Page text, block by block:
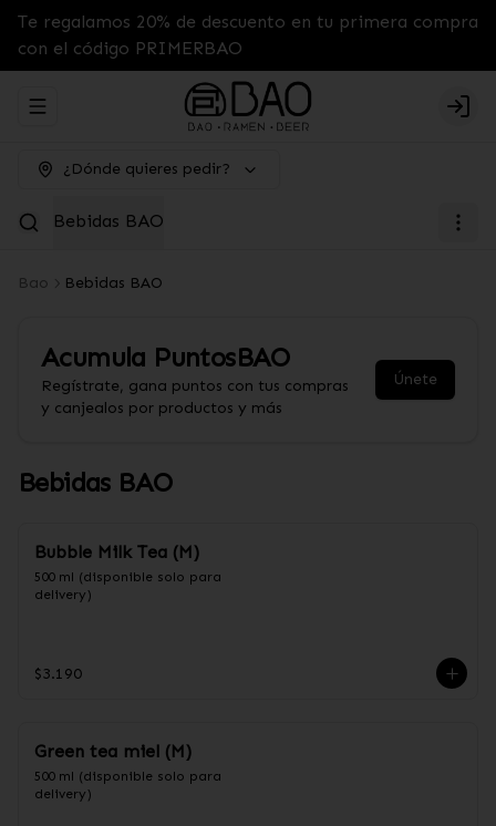
Te regalamos 20% de descuento en tu primera compra
con el código PRIMERBAO
Abrir menu de navegación
¿Dónde quieres pedir?
Bebidas BAO
Bao Bebidas BAO
Acumula PuntosBAO
Regístrate, gana puntos con tus compras
y canjealos por productos y más
Únete
Bebidas BAO
Bubble Milk Tea (M)
500 ml (disponible solo para
delivery)
$3.190
Green tea miel (M)
500 ml (disponible solo para
delivery)